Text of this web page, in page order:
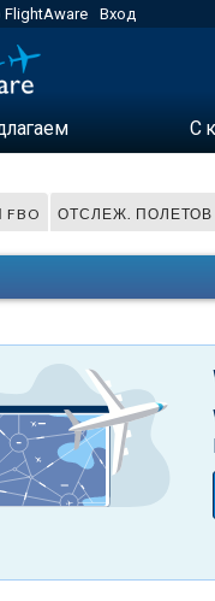
FlightAware Вход
С
ОТСЛЕЖ. ПОЛЕТОВ